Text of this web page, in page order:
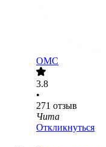
ОМС
3.8
•
271 отзыв
Чита
Откликнуться